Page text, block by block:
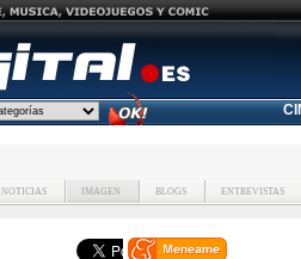
NOTICIAS IMAGEN BLOGS ENTREVISTAS